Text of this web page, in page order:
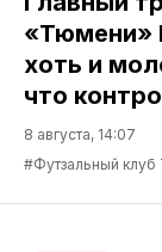
«Тюмени»
хоть и
что
8 августа, 14:07
#Футзальный